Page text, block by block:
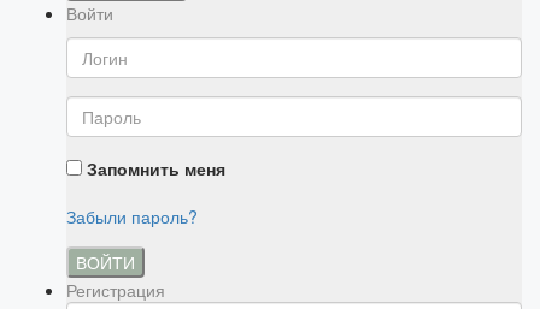
Войти
Запомнить меня
Забыли пароль?
ВОЙТИ
Регистрация